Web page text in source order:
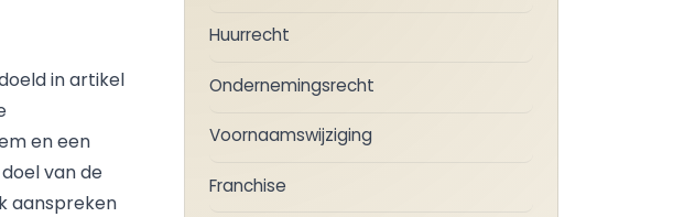
in artikel
en een
van de
aanspreken
Huurrecht
Ondernemingsrecht
Voornaamswijziging
Franchise